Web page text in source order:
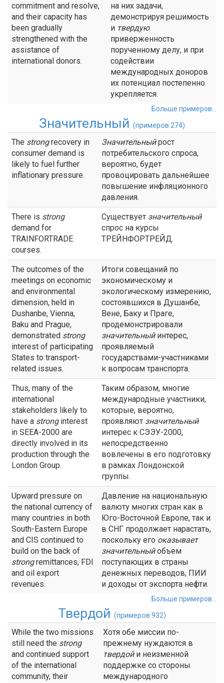
commitment and resolve,
and their capacity has
been gradually
strengthened with the
assistance of
international donors.
на них задачи,
демонстрируя решимость
и твердую
приверженность
порученному делу, и при
содействии
международных доноров
их потенциал постепенно
укрепляется.
Больше примеров...
Значительный (примеров 274)
The strongrecovery in
consumer demand is
likely to fuel further
inflationary pressure.
Значительныйрост
потребительского спроса,
вероятно, будет
провоцировать дальнейшее
повышение инфляционного
давления.
There is strong
demand for
TRAINFORTRADE
courses.
Существует значительный
спрос на курсы
ТРЕЙНФОРТРЕЙД.
The outcomes of the
meetings on economic
and environmental
dimension, held in
Dushanbe, Vienna,
Baku and Prague,
demonstrated strong
interest of participating
States to transport-
related issues.
Итоги совещаний по
экономическому и
экологическому измерению,
состоявшихся в Душанбе,
Вене, Баку и Праге,
продемонстрировали
значительныйинтерес,
проявляемый
государствами-участниками
к вопросам транспорта.
Thus, many of the
international
stakeholders likely to
have a stronginterest
in SEEA-2000 are
directly involved in its
production through the
London Group.
Таким образом, многие
международные участники,
которые, вероятно,
проявляют значительный
интерес к СЭЭУ-2000,
непосредственно
вовлечены в его подготовку
в рамках Лондонской
группы.
Upward pressure on
the national currency of
many countries in both
South-Eastern Europe
and CIS continued to
build on the back of
strongremittances, FDI
and oil export
revenues.
Давление на национальную
валюту многих стран как в
Юго-Восточной Европе, так и
в СНГ продолжает нарастать,
поскольку его оказывает
значительныйобъем
поступающих в страны
денежных переводов, ПИИ
и доходы от экспорта нефти.
Больше примеров...
Твердой (примеров 932)
While the two missions
still need the strong
and continued support
of the international
community, their
Хотя обе миссии по-
прежнему нуждаются в
твердойи неизменной
поддержке со стороны
международного